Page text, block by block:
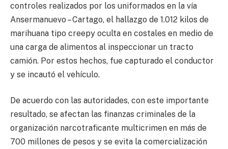
controles realizados por los uniformados en la vía
Ansermanuevo – Cartago, el hallazgo de 1.012 kilos de
marihuana tipo creepy oculta en costales en medio de
una carga de alimentos al inspeccionar un tracto
camión. Por estos hechos, fue capturado el conductor
y se incautó el vehículo.
De acuerdo con las autoridades, con este importante
resultado, se afectan las finanzas criminales de la
organización narcotraficante multicrimen en más de
700 millones de pesos y se evita la comercialización